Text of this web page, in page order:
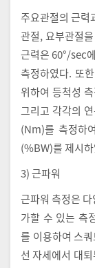
주요관절의 근력
관절, 요부관절
근력은 60°/sec
측정하였다. 또
위하여 등척성
그리고 각각의
(Nm)를 측정하
(%BW)를 제시
3) 근파워
근파워 측정은
가할 수 있는 측
를 이용하여 스
선 자세에서 대